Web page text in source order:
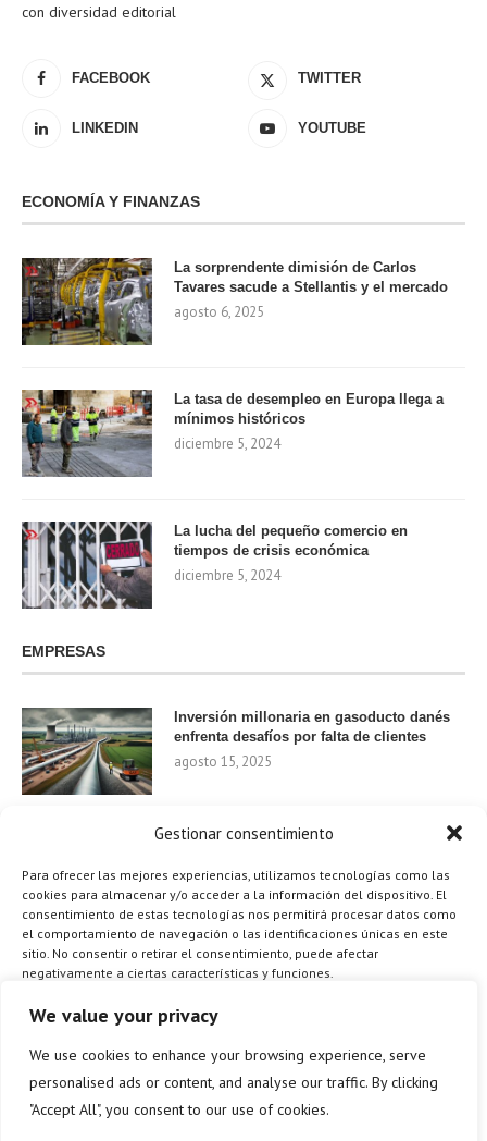
We value your privacy
We use cookies to enhance your browsing experience, serve
personalised ads or content, and analyse our traffic. By clicking
"Accept All", you consent to our use of cookies.
Gestionar consentimiento
Para ofrecer las mejores experiencias, utilizamos tecnologías como las
cookies para almacenar y/o acceder a la información del dispositivo. El
consentimiento de estas tecnologías nos permitirá procesar datos como
el comportamiento de navegación o las identificaciones únicas en este
sitio. No consentir o retirar el consentimiento, puede afectar
negativamente a ciertas características y funciones.
Gestionar los servicios
ACEPTAR
DENEGAR
con diversidad editorial
FACEBOOK TWITTER
LINKEDIN YOUTUBE
ECONOMÍA Y FINANZAS
La sorprendente dimisión de Carlos
Tavares sacude a Stellantis y el mercado
agosto 6, 2025
La tasa de desempleo en Europa llega a
mínimos históricos
diciembre 5, 2024
La lucha del pequeño comercio en
tiempos de crisis económica
diciembre 5, 2024
EMPRESAS
Inversión millonaria en gasoducto danés
enfrenta desafíos por falta de clientes
agosto 15, 2025
de IA para 2024
agosto 9, 2025
¿Cómo el Método de Tres Sillas de Walt
Productividad?